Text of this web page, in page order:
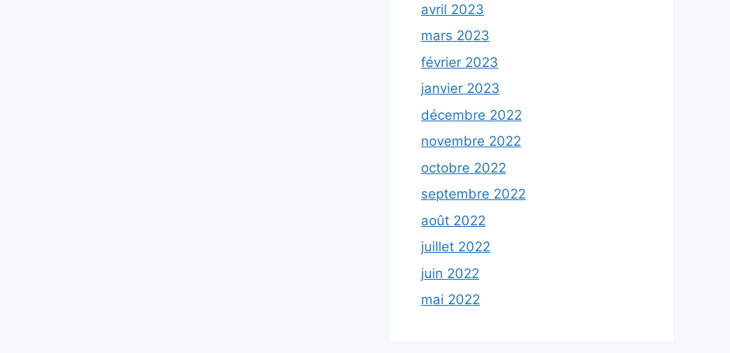
avril 2023
mars 2023
février 2023
janvier 2023
décembre 2022
novembre 2022
octobre 2022
septembre 2022
août 2022
juillet 2022
juin 2022
mai 2022